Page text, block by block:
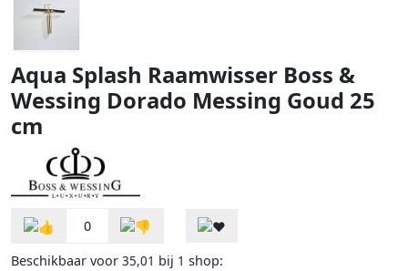
Aqua Splash Raamwisser Boss &
Wessing Dorado Messing Goud 25
cm
0
Beschikbaar voor 35,01 bij 1 shop: